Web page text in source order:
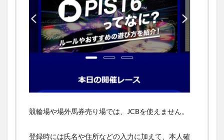
競輪場や場外馬券売り場では、JCBを使えません。
登録時には氏名や住所などの入力に加えて、本人確